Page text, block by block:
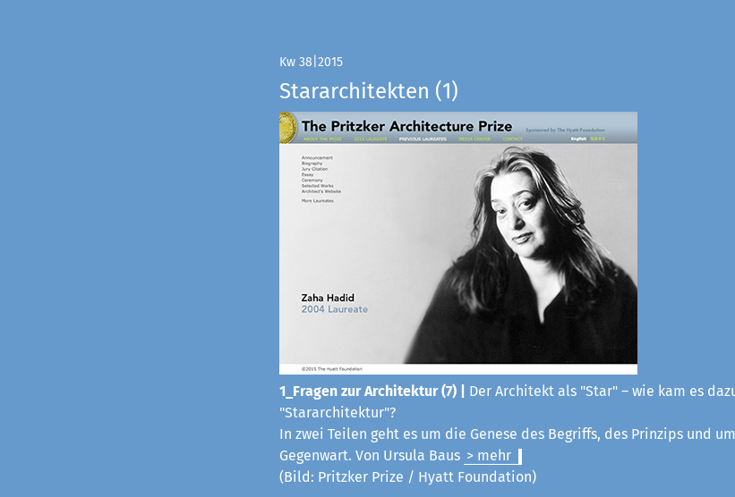
Kw 38|2015
Stararchitekten (1)
1_Fragen zur Architektur (7) |
Der Architekt als "Star" – wie kam es
"Stararchitektur"?
In zwei Teilen geht es um die Genese des Begriffs, des Prinzips und
Gegenwart. Von Ursula Baus > mehr
(Bild: Pritzker Prize / Hyatt Foundation)